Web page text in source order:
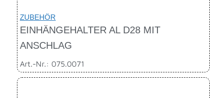
ZUBEHÖR
EINHÄNGEHALTER AL D28 MIT
ANSCHLAG
Art.-Nr.: 075.0071